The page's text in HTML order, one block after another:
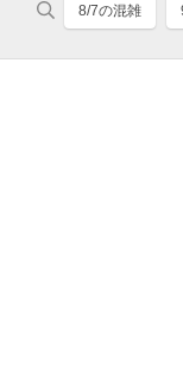
8/7の混雑